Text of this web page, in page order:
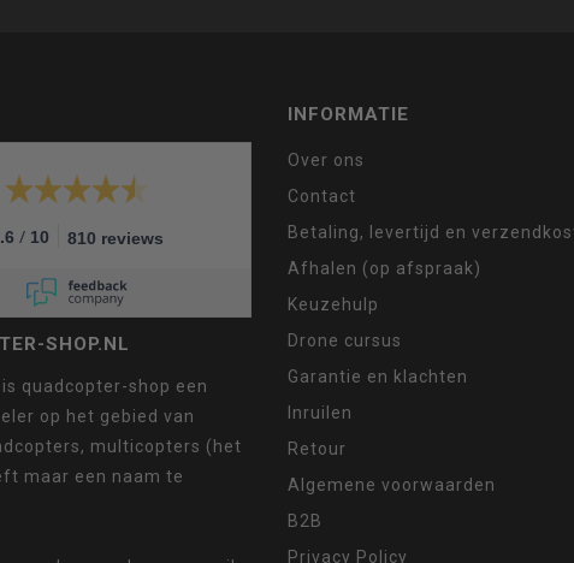
/ 10 810 reviews
SHOP.NL
quadcopter-shop een
op het gebied van
multicopters (het
maar een naam te
INFORMATIE
Over ons
Contact
Betaling, levertijd en
Afhalen (op afspraak)
Keuzehulp
Drone cursus
Garantie en klachten
Inruilen
Retour
Algemene voorwaarden
B2B
Privacy Policy